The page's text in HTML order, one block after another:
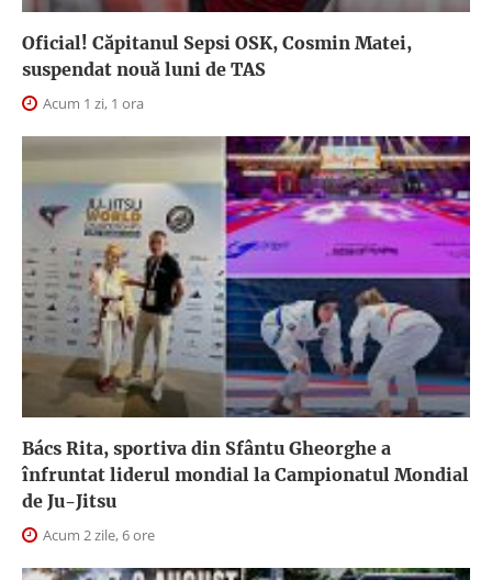
Oficial! Căpitanul Sepsi OSK, Cosmin Matei,
suspendat nouă luni de TAS
Acum 1 zi, 1 ora
Bács Rita, sportiva din Sfântu Gheorghe a
înfruntat liderul mondial la Campionatul Mondial
de Ju-Jitsu
Acum 2 zile, 6 ore